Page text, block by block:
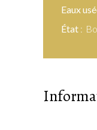
Eaux
État